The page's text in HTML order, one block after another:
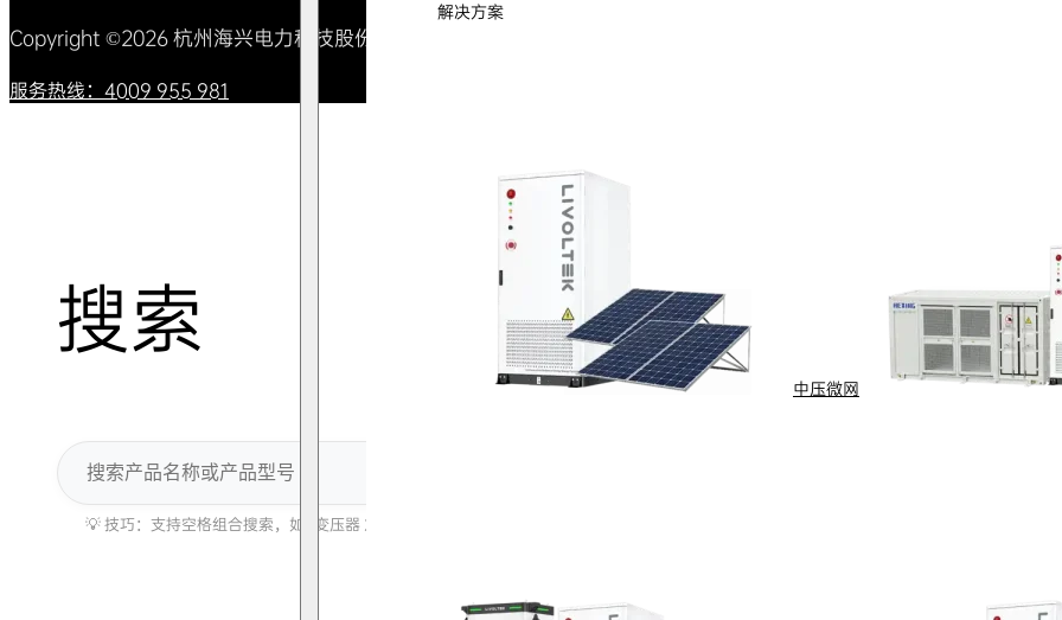
解决方案
中压微网
Copyright ©2026 杭州海兴电力科技股份有限公司 All Rights Reserved
服务热线：4009 955 981
搜索